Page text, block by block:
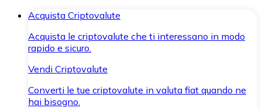
Acquista Criptovalute
Acquista le criptovalute che ti interessano in modo
rapido e sicuro.
Vendi Criptovalute
Converti le tue criptovalute in valuta fiat quando ne
hai bisogno.